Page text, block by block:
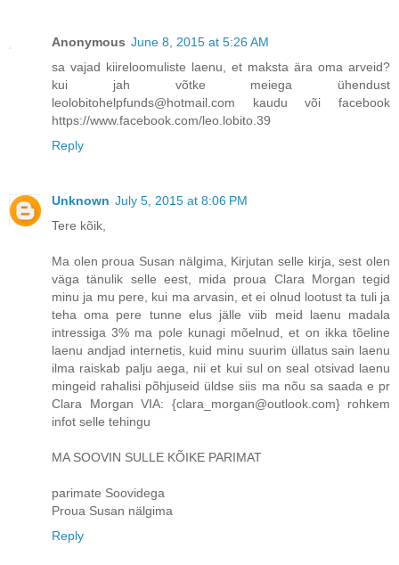
Anonymous June 8, 2015 at 5:26 AM
sa vajad kiireloomuliste laenu, et maksta ära oma arveid?
kui jah võtke meiega ühendust
leolobitohelpfunds@hotmail.com kaudu või facebook
https://www.facebook.com/leo.lobito.39
Reply
Unknown July 5, 2015 at 8:06 PM
Tere kõik,
Ma olen proua Susan nälgima, Kirjutan selle kirja, sest olen
väga tänulik selle eest, mida proua Clara Morgan tegid
minu ja mu pere, kui ma arvasin, et ei olnud lootust ta tuli ja
teha oma pere tunne elus jälle viib meid laenu madala
intressiga 3% ma pole kunagi mõelnud, et on ikka tõeline
laenu andjad internetis, kuid minu suurim üllatus sain laenu
ilma raiskab palju aega, nii et kui sul on seal otsivad laenu
mingeid rahalisi põhjuseid üldse siis ma nõu sa saada e pr
Clara Morgan VIA: {clara_morgan@outlook.com} rohkem
infot selle tehingu
MA SOOVIN SULLE KÕIKE PARIMAT
parimate Soovidega
Proua Susan nälgima
Reply